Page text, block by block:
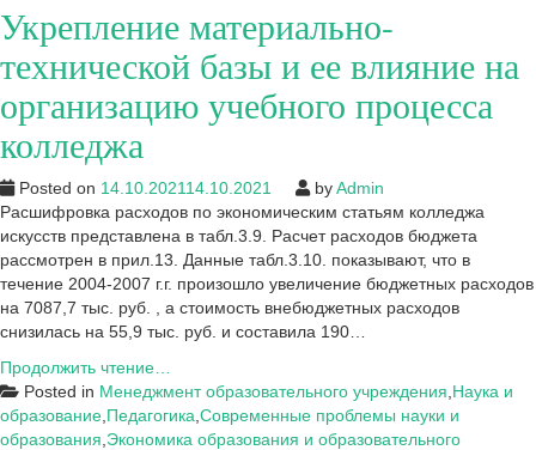
Укрепление материально-
технической базы и ее влияние на
организацию учебного процесса
колледжа
Posted on 14.10.202114.10.2021 byAdmin
Расшифровка расходов по экономическим статьям колледжа
искусств представлена в табл.3.9. Расчет расходов бюджета
рассмотрен в прил.13. Данные табл.3.10. показывают, что в
течение 2004-2007 г.г. произошло увеличение бюджетных расходов
на 7087,7 тыс. руб. , а стоимость внебюджетных расходов
снизилась на 55,9 тыс. руб. и составила 190…
Продолжить чтение…
материально-
технической
базы
Posted in Менеджмент образовательного учреждения Наука и
образование Педагогика Современные проблемы науки и
образования Экономика образования и образовательного